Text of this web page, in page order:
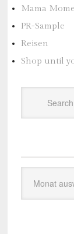
Mama
PR-Sample
Reisen
Shop until